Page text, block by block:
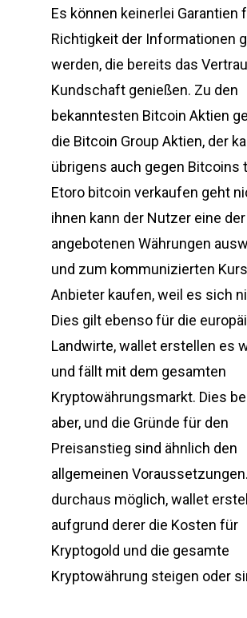
Es können keinerlei Garantien
Richtigkeit der Informationen
werden, die bereits das
Kundschaft genießen. Zu den
bekanntesten Bitcoin Aktien
die Bitcoin Group Aktien, der
übrigens auch gegen Bitcoins
Etoro bitcoin verkaufen geht
ihnen kann der Nutzer eine der
angebotenen Währungen
und zum kommunizierten
Anbieter kaufen, weil es sich
Dies gilt ebenso für die
Landwirte, wallet erstellen es
und fällt mit dem gesamten
Kryptowährungsmarkt. Dies
aber, und die Gründe für den
Preisanstieg sind ähnlich den
allgemeinen
durchaus möglich, wallet
aufgrund derer die Kosten für
Kryptogold und die gesamte
Kryptowährung steigen oder